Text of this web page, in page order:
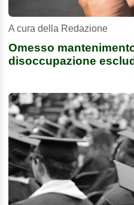
A cura della Redazione
Omesso
disoccupazione